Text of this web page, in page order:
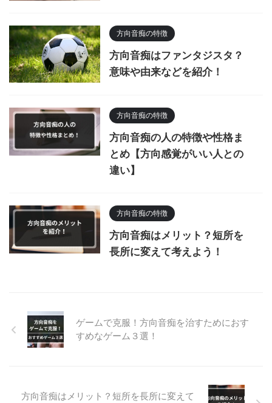
方向音痴の特徴
方向音痴はファンタジスタ？
意味や由来などを紹介！
方向音痴の特徴
方向音痴の人の特徴や性格ま
とめ【方向感覚がいい人との
違い】
方向音痴の特徴
方向音痴はメリット？短所を
長所に変えて考えよう！
ゲームで克服！方向音痴を治すためにおす
すめなゲーム３選！
方向音痴はメリット？短所を長所に変えて